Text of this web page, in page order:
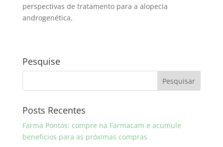
perspectivas de tratamento para a alopecia
androgenética.
Pesquise
Posts Recentes
Farma Pontos: compre na Farmacam e acumule
benefícios para as próximas compras